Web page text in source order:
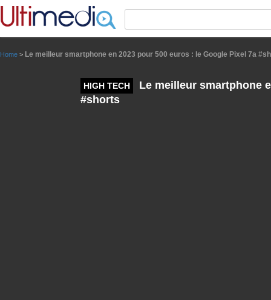
Home > Le meilleur smartphone en 2023 pour 500 euros : le Google Pixel 7a
HIGH TECH
Le meilleur smartphone
#shorts
Panneau de gestion des cookies